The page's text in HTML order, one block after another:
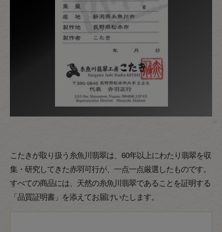
こたきが取り扱う糸魚川翡翠は、60年以上にわたり翡翠を収
集・研究してきた赤羽可行が、一点一点厳選したものです。
すべての商品には、天然の糸魚川翡翠であることを証明する
「品質証明書」を添えてお届けいたします。